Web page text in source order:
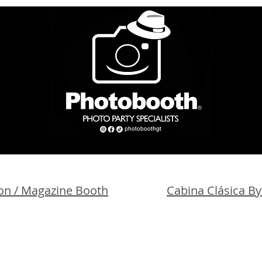
/ Magazine Booth Cabina Clásica